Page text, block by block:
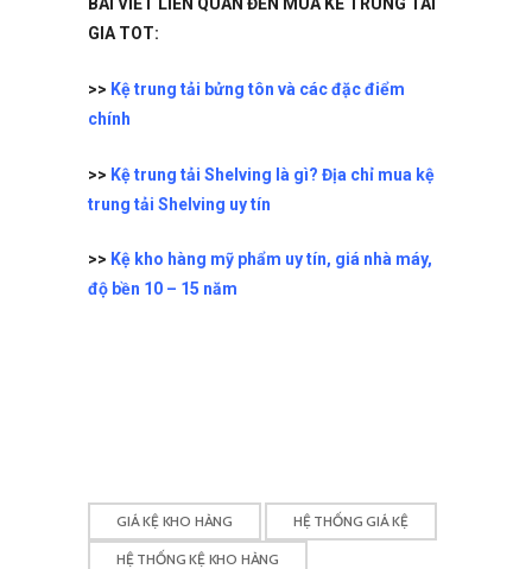
BÀI VIẾT LIÊN QUAN ĐẾN MUA KE TRUNG TAI
GIA TOT:
>> Kệ trung tải bửng tôn và các đặc điểm
chính
>> Kệ trung tải Shelving là gì? Địa chỉ mua kệ
trung tải Shelving uy tín
>> Kệ kho hàng mỹ phẩm uy tín, giá nhà máy,
độ bền 10 – 15 năm
GIÁ KỆ KHO HÀNG HỆ THỐNG GIÁ KỆ
HỆ THỐNG KỆ KHO HÀNG